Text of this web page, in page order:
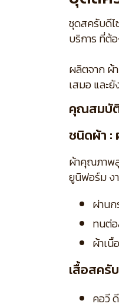
ชุดสครับดีไ
บริการ ที่ต้
ผลิตจาก ผ้
เสมอ และ
คุณสมบั
ชนิดผ้า :
ผ้าคุณภาพสู
ยูนิฟอร์ม ง
ผ่านก
ทนต่
ผ้าเนื้
เสื้อสครั
คอวี